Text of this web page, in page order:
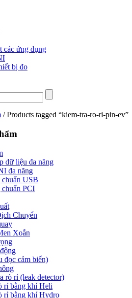
các ứng dụng
bị đo
/ Products tagged “kiem-tra-ro-ri-pin-ev”
dữ liệu đa năng
đa năng
USB
PCI
Chuyển
Xoắn
đọc cảm biến)
rò rỉ (leak detector)
rỉ bằng khí Heli
rỉ bằng khí Hydro